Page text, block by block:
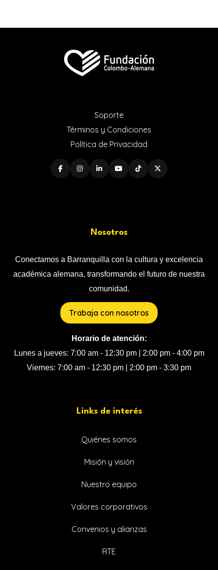
Soporte
Términos y Condiciones
Política de Privacidad
Nosotros
Conectamos a Barranquilla con la cultura y excelencia
académica alemana, transformando el futuro de nuestra
comunidad.
Trabaja con nosotros
Horario de atención:
Lunes a jueves: 7:00 am - 12:30 pm | 2:00 pm - 4:00 pm
Viernes: 7:00 am - 12:30 pm | 2:00 pm - 3:30 pm
Links de interés
Quiénes somos
Misión y visión
Nuestro equipo
Valores corporativos
Convenios y alianzas
RTE